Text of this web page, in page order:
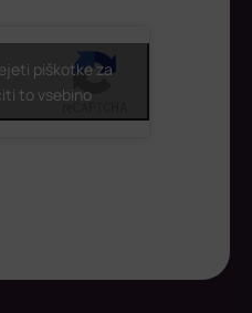
piškotke za
to vsebino